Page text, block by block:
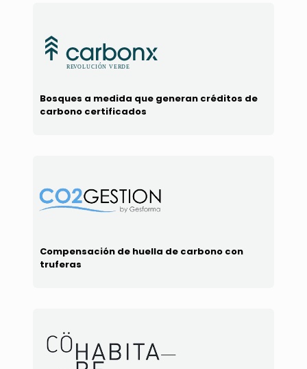
Bosques a medida que generan créditos de
carbono certificados
Compensación de huella de carbono con
truferas